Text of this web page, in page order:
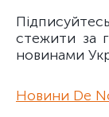
стежити за
новинами
Новини De